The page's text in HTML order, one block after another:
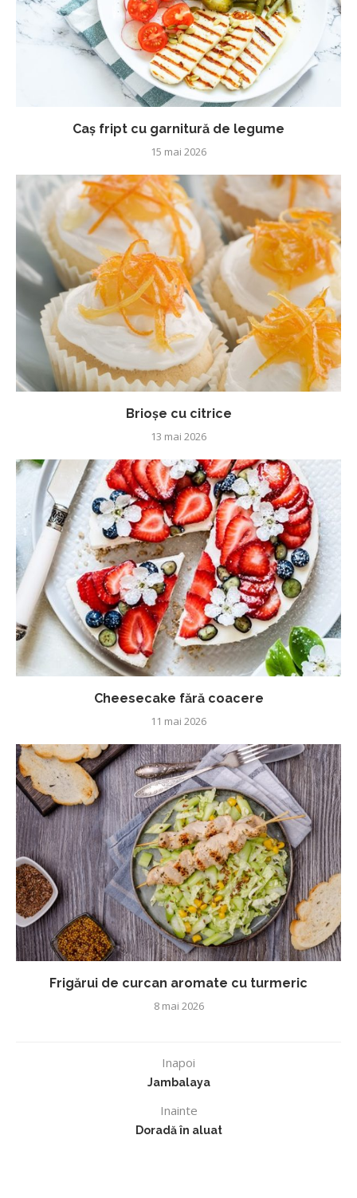
Caș fript cu garnitură de legume
15 mai 2026
Brioșe cu citrice
13 mai 2026
Cheesecake fără coacere
11 mai 2026
Frigărui de curcan aromate cu turmeric
8 mai 2026
Inapoi
Jambalaya
Inainte
Doradă în aluat